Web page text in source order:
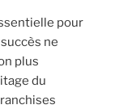
pour
ne
plus
du